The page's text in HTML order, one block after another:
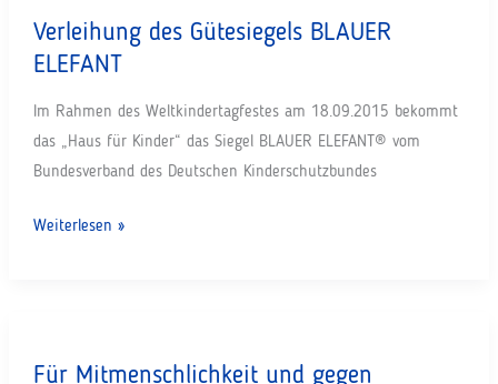
der
Kö“
Verleihung des Gütesiegels BLAUER
ELEFANT
Im Rahmen des Weltkindertagfestes am 18.09.2015 bekommt
das „Haus für Kinder“ das Siegel BLAUER ELEFANT® vom
Bundesverband des Deutschen Kinderschutzbundes
Verleihung
Weiterlesen »
Für Mitmenschlichkeit und gegen